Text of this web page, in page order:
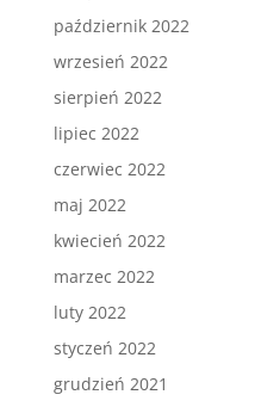
październik 2022
wrzesień 2022
sierpień 2022
lipiec 2022
czerwiec 2022
maj 2022
kwiecień 2022
marzec 2022
luty 2022
styczeń 2022
grudzień 2021